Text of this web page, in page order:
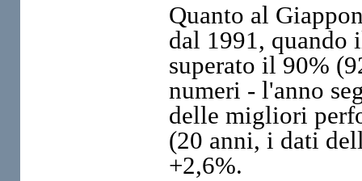
Quanto al
dal 1991, quando
superato il 90%
numeri - l'anno
delle migliori
(20 anni, i dati
+2,6%.